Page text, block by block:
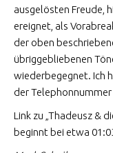
ausgelösten Freude,
ereignet, als
der oben
übriggebliebenen
wiederbegegnet. Ich
der
Link zu „Thadeusz &
beginnt bei etwa